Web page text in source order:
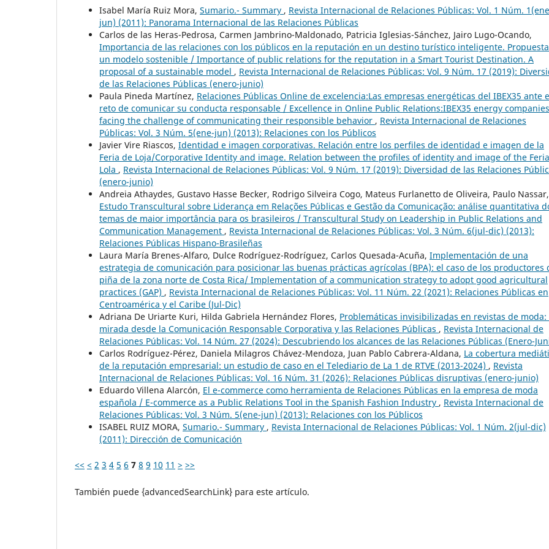
Isabel María Ruiz Mora, Sumario.- Summary , Revista Internacional de Relaciones Públicas: Vol. 1 Núm.
jun) (2011): Panorama Internacional de las Relaciones Públicas
Carlos de las Heras-Pedrosa, Carmen Jambrino-Maldonado, Patricia Iglesias-Sánchez, Jairo Lugo-Ocando,
Importancia de las relaciones con los públicos en la reputación en un destino turístico inteligente.
un modelo sostenible / Importance of public relations for the reputation in a Smart Tourist Destination. A
proposal of a sustainable model , Revista Internacional de Relaciones Públicas: Vol. 9 Núm. 17 (2019):
de las Relaciones Públicas (enero-junio)
Paula Pineda Martínez, Relaciones Públicas Online de excelencia:Las empresas energéticas del IBEX35 ante
reto de comunicar su conducta responsable / Excellence in Online Public Relations:IBEX35 energy companies
facing the challenge of communicating their responsible behavior , Revista Internacional de Relaciones
Públicas: Vol. 3 Núm. 5(ene-jun) (2013): Relaciones con los Públicos
Javier Vire Riascos, Identidad e imagen corporativas. Relación entre los perfiles de identidad e imagen de la
Feria de Loja/Corporative Identity and image. Relation between the profiles of identity and image of the
Lola , Revista Internacional de Relaciones Públicas: Vol. 9 Núm. 17 (2019): Diversidad de las Relaciones
(enero-junio)
Andreia Athaydes, Gustavo Hasse Becker, Rodrigo Silveira Cogo, Mateus Furlanetto de Oliveira, Paulo Nassar,
Estudo Transcultural sobre Liderança em Relações Públicas e Gestão da Comunicação: análise quantitativa
temas de maior importância para os brasileiros / Transcultural Study on Leadership in Public Relations and
Communication Management , Revista Internacional de Relaciones Públicas: Vol. 3 Núm. 6(jul-dic) (2013):
Relaciones Públicas Hispano-Brasileñas
Laura María Brenes-Alfaro, Dulce Rodríguez-Rodríguez, Carlos Quesada-Acuña, Implementación de una
estrategia de comunicación para posicionar las buenas prácticas agrícolas (BPA): el caso de los productores
piña de la zona norte de Costa Rica/ Implementation of a communication strategy to adopt good agricultural
practices (GAP) , Revista Internacional de Relaciones Públicas: Vol. 11 Núm. 22 (2021): Relaciones Públicas en
Centroamérica y el Caribe (Jul-Dic)
Adriana De Uriarte Kuri, Hilda Gabriela Hernández Flores, Problemáticas invisibilizadas en revistas de moda:
mirada desde la Comunicación Responsable Corporativa y las Relaciones Públicas , Revista Internacional de
Relaciones Públicas: Vol. 14 Núm. 27 (2024): Descubriendo los alcances de las Relaciones Públicas (Enero-
Carlos Rodríguez-Pérez, Daniela Milagros Chávez-Mendoza, Juan Pablo Cabrera-Aldana, La cobertura
de la reputación empresarial: un estudio de caso en el Telediario de La 1 de RTVE (2013-2024) , Revista
Internacional de Relaciones Públicas: Vol. 16 Núm. 31 (2026): Relaciones Públicas disruptivas (enero-junio)
Eduardo Villena Alarcón, El e-commerce como herramienta de Relaciones Públicas en la empresa de moda
española / E-commerce as a Public Relations Tool in the Spanish Fashion Industry , Revista Internacional de
Relaciones Públicas: Vol. 3 Núm. 5(ene-jun) (2013): Relaciones con los Públicos
ISABEL RUIZ MORA, Sumario.- Summary , Revista Internacional de Relaciones Públicas: Vol. 1 Núm. 2(jul-dic)
(2011): Dirección de Comunicación
<< < 2 3 4 5 6 7 8 9 10 11 > >>
También puede {advancedSearchLink} para este artículo.